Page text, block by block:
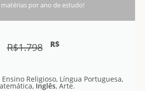
matérias por ano de estudo!
R$1.798 R$
Religioso, Língua Portuguesa,
Inglês, Arte.